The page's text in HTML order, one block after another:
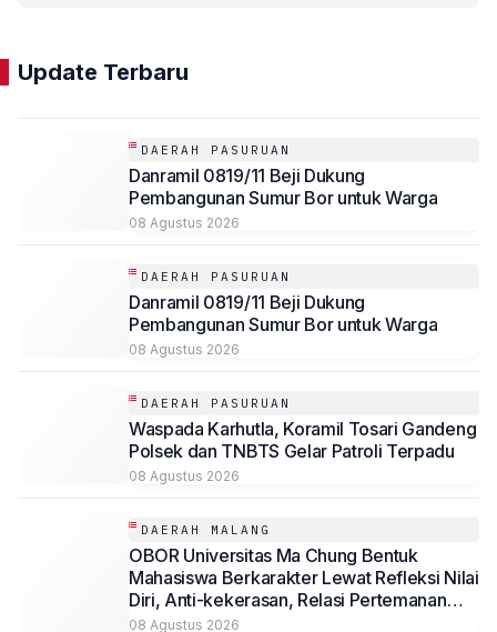
Update Terbaru
DAERAH PASURUAN
Danramil 0819/11 Beji Dukung
Pembangunan Sumur Bor untuk Warga
08 Agustus 2026
DAERAH PASURUAN
Danramil 0819/11 Beji Dukung
Pembangunan Sumur Bor untuk Warga
08 Agustus 2026
DAERAH PASURUAN
Waspada Karhutla, Koramil Tosari Gandeng
Polsek dan TNBTS Gelar Patroli Terpadu
08 Agustus 2026
DAERAH MALANG
OBOR Universitas Ma Chung Bentuk
Mahasiswa Berkarakter Lewat Refleksi Nilai
Diri, Anti-kekerasan, Relasi Pertemanan
hingga Kepemimpinan
08 Agustus 2026